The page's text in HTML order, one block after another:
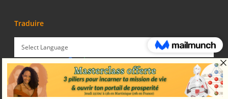
Traduire
Powered by Translate